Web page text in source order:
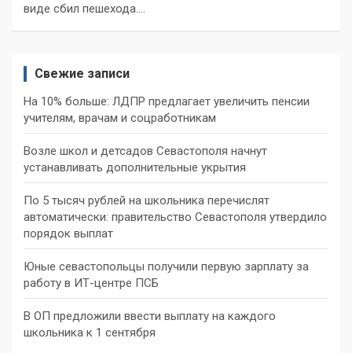
виде сбил пешехода.…
Свежие записи
На 10% больше: ЛДПР предлагает увеличить пенсии
учителям, врачам и соцработникам
Возле школ и детсадов Севастополя начнут
устанавливать дополнительные укрытия
По 5 тысяч рублей на школьника перечислят
автоматически: правительство Севастополя утвердило
порядок выплат
Юные севастопольцы получили первую зарплату за
работу в ИТ-центре ПСБ
В ОП предложили ввести выплату на каждого
школьника к 1 сентября